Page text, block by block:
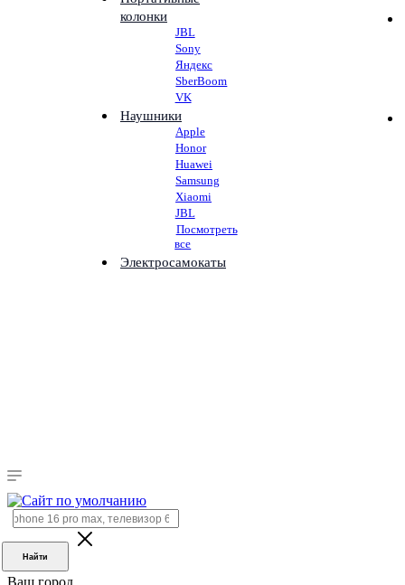
колонки
JBL
Sony
Яндекс
SberBoom
VK
Наушники
Apple
Honor
Huawei
Samsung
Xiaomi
JBL
Посмотреть
все
Электросамокаты
Найти
Ваш город